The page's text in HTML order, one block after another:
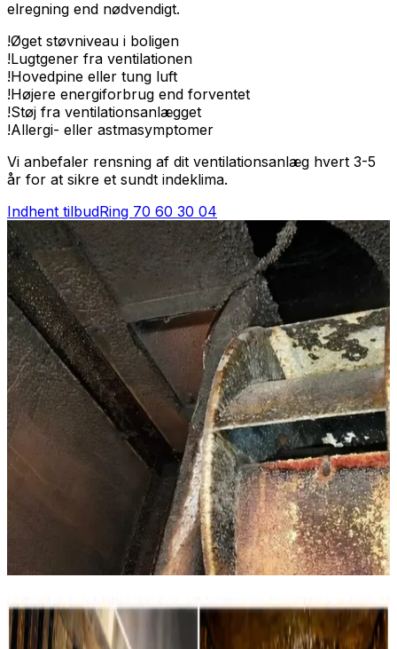
elregning end nødvendigt.
!Øget støvniveau i boligen
!Lugtgener fra ventilationen
!Hovedpine eller tung luft
!Højere energiforbrug end forventet
!Støj fra ventilationsanlægget
!Allergi- eller astmasymptomer
Vi anbefaler rensning af dit ventilationsanlæg hvert 3-5
år for at sikre et sundt indeklima.
Indhent tilbudRing 70 60 30 04
Sådan renser vi din ventilation i
Aalborg